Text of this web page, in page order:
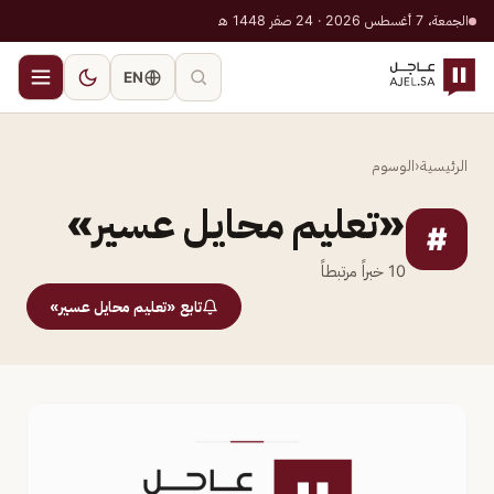
الجمعة، 7 أغسطس 2026 · 24 صفر 1448 هـ
EN
الرئيسية‹الوسوم
# «تعليم محايل عسير»
10 خبراً مرتبطاً
تابع «تعليم محايل عسير»